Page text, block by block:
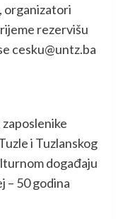
organizatori
rezervišu
cesku@untz.ba
i Tuzlanskog
događaju
– 50 godina